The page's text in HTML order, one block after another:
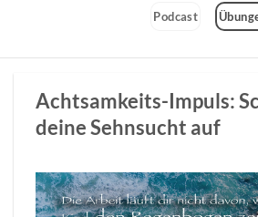
Podcast
Achtsamkeits-Impuls:
deine Sehnsucht auf